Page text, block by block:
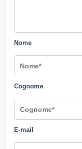
Nome
Cognome
E-mail